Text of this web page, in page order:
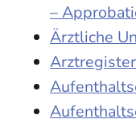
–
Ärztliche